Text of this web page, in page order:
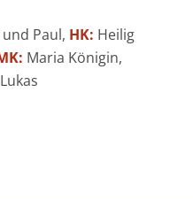
Paul, HK: Heilig
Maria Königin,